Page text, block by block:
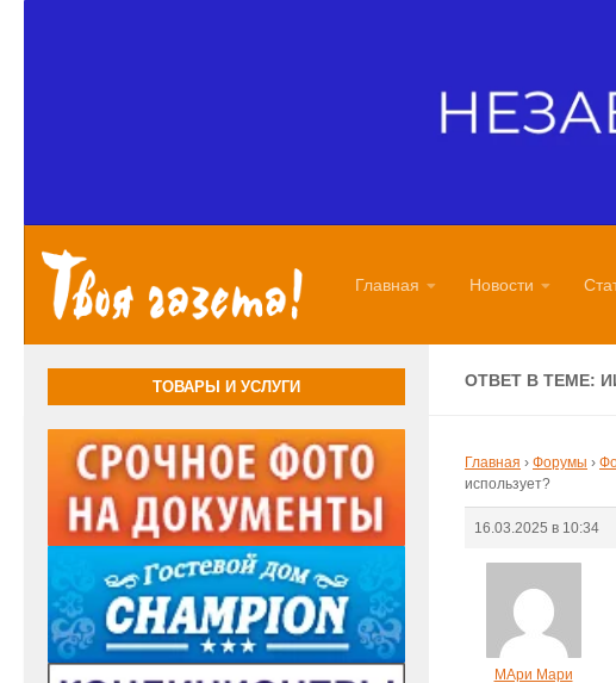
Главная Новости
ОТВЕТ В ТЕМЕ:
Главная › Форумы ›
использует?
16.03.2025 в 10:34
МАри Мари
ТОВАРЫ И УСЛУГИ